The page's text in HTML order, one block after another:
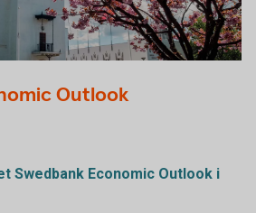
Outlook
Swedbank Economic Outlook i